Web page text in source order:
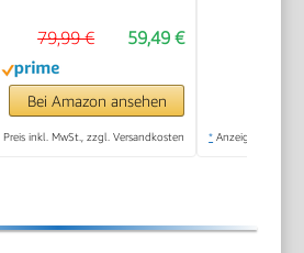
59,49 €
79,99 €
Bei Amazon ansehen
Preis inkl. MwSt., zzgl. Versandkosten * Anzeige